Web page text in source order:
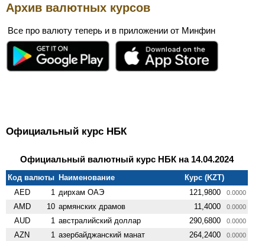
Архив валютных курсов
Все про валюту теперь и в приложении от Минфин
Официальный курс НБК
Официальный валютный курс НБК на 14.04.2024
Код валюты Наименование
Курс (KZT)
AED
1 дирхам ОАЭ 121,9800 0.0000
AMD 10 армянских драмов 11,4000 0.0000
AUD 1 австралийский доллар 290,6800 0.0000
AZN 1 азербайджанский манат 264,2400 0.0000